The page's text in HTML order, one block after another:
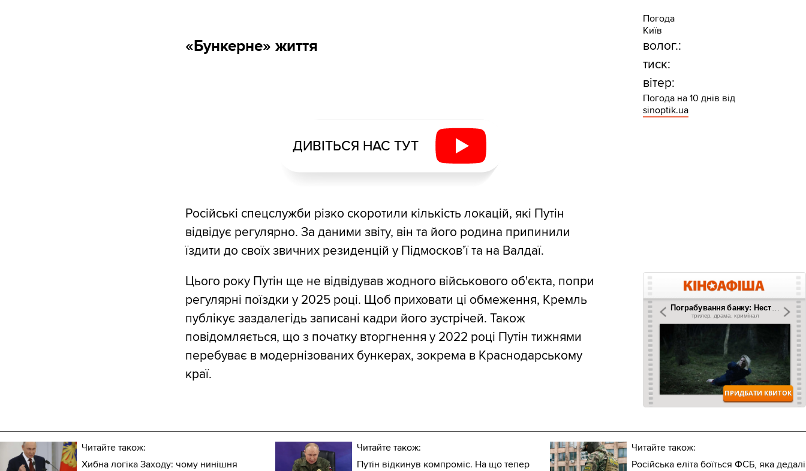
«Бункерне» життя
ДИВІТЬСЯ НАС ТУТ
Російські спецслужби різко скоротили кількість локацій, які Путін
відвідує регулярно. За даними звіту, він та його родина припинили
їздити до своїх звичних резиденцій у Підмосков’ї та на Валдаї.
Цього року Путін ще не відвідував жодного військового об'єкта, попри
регулярні поїздки у 2025 році. Щоб приховати ці обмеження, Кремль
публікує заздалегідь записані кадри його зустрічей. Також
повідомляється, що з початку вторгнення у 2022 році Путін тижнями
перебуває в модернізованих бункерах, зокрема в Краснодарському
краї.
Читайте також:
Хибна логіка Заходу: чому нинішня
Читайте також:
Путін відкинув компроміс. На що тепер
Читайте також:
Російська еліта боїться ФСБ, яка дедалі
Погода
Київ
волог.:
тиск:
вітер:
Погода на 10 днів від
sinoptik.ua